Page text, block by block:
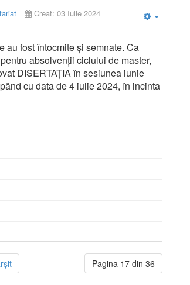
Creat: 03 Iulie 2024
au fost întocmite și semnate. Ca
absolvenții ciclului de master,
DISERTAȚIA în sesiunea iunie
cu data de 4 iulie 2024, în incinta
Pagina 17 din 36